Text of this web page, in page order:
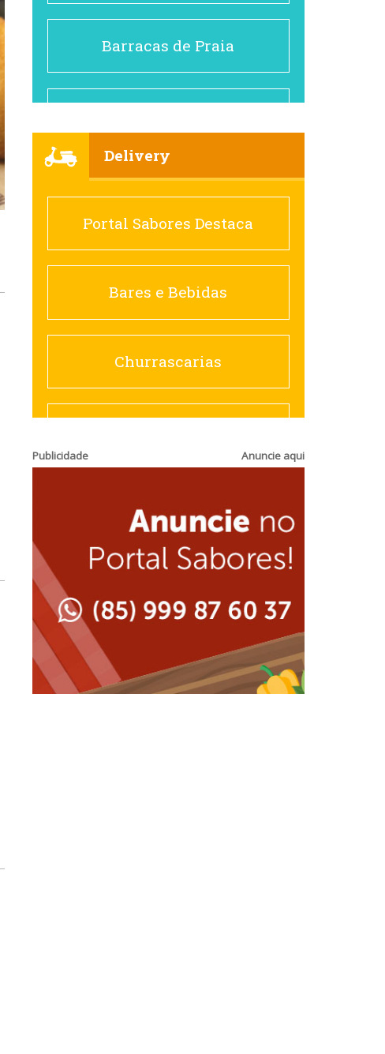
Barracas de Praia
Cafés
Churrascarias
Comida saudável
Contemporânea
Espanhola
Francesa
Hamburguerias e
Sanduicherias
Delivery
Portal Sabores Destaca
Bares e Bebidas
Churrascarias
Sanduicherias
Lanchonetes
Publicidade Anuncie aqui